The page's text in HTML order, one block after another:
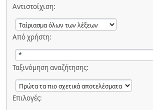
Αντιστοίχιση:
Από χρήστη:
Ταξινόμηση αναζήτησης:
Επιλογές: